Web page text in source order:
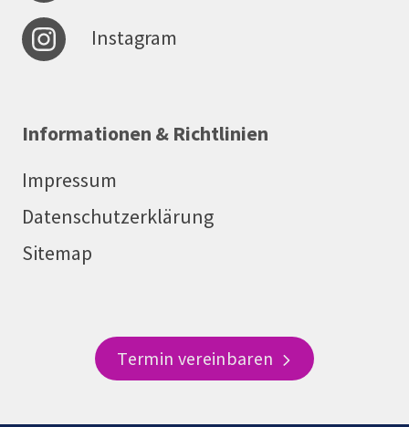
Instagram
Informationen & Richtlinien
Impressum
Datenschutzerklärung
Sitemap
Termin vereinbaren